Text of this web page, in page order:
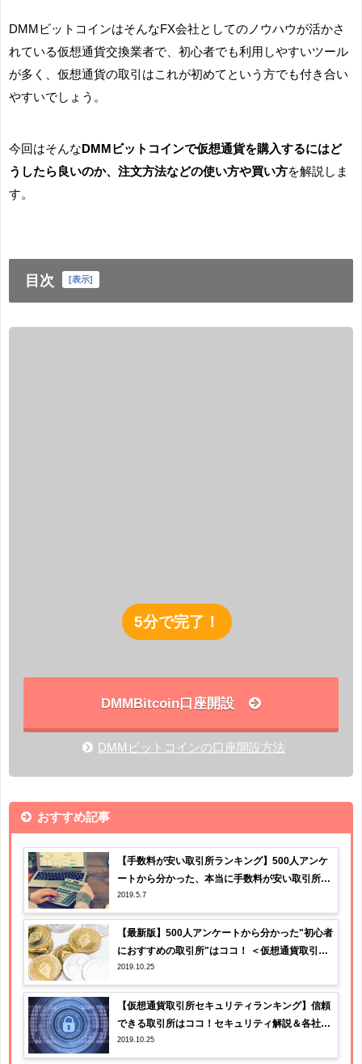
DMMビットコインはそんなFX会社としてのノウハウが活かさ
れている仮想通貨交換業者で、初心者でも利用しやすいツール
が多く、仮想通貨の取引はこれが初めてという方でも付き合い
やすいでしょう。
今回はそんな DMMビットコインで仮想通貨を購入するにはど
うしたら良いのか、注文方法などの使い方や買い方を解説しま
す。
目次 [表示]
5分で完了！
DMMBitcoin口座開設
DMMビットコインの口座開設方法
おすすめ記事
【手数料が安い取引所ランキング】500人アンケ
ートから分かった、本当に手数料が安い取引所は
ココ！
2019.5.7
【最新版】500人アンケートから分かった"初心者
におすすめの取引所"はココ！ ＜仮想通貨取引所1
0社を比較＞
2019.10.25
【仮想通貨取引所セキュリティランキング】信頼
できる取引所はココ！セキュリティ解説＆各社の
セキュリティ比較
2019.10.25